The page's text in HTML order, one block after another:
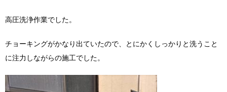
高圧洗浄作業でした。
チョーキングがかなり出ていたので、とにかくしっかりと洗うこと
に注力しながらの施工でした。